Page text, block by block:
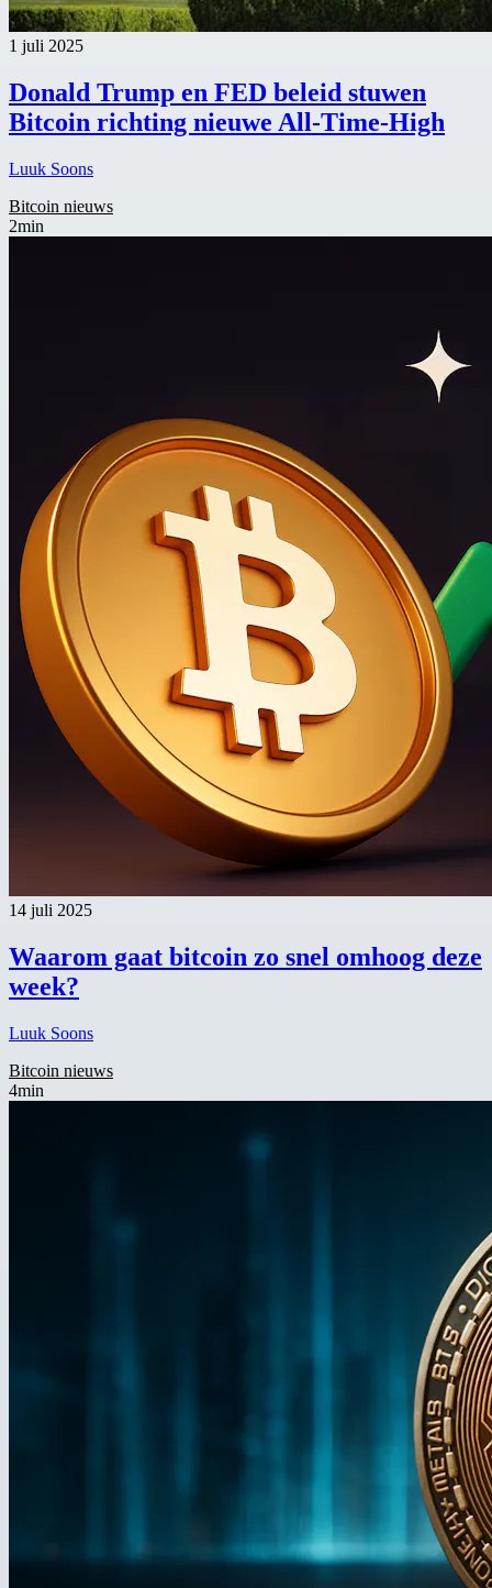
1 juli 2025
Donald Trump en FED beleid stuwen
Bitcoin richting nieuwe All-Time-High
Luuk Soons
Bitcoin nieuws
2min
14 juli 2025
Waarom gaat bitcoin zo snel omhoog deze
week?
Luuk Soons
Bitcoin nieuws
4min